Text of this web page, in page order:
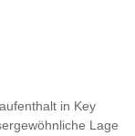
in Key
Lage